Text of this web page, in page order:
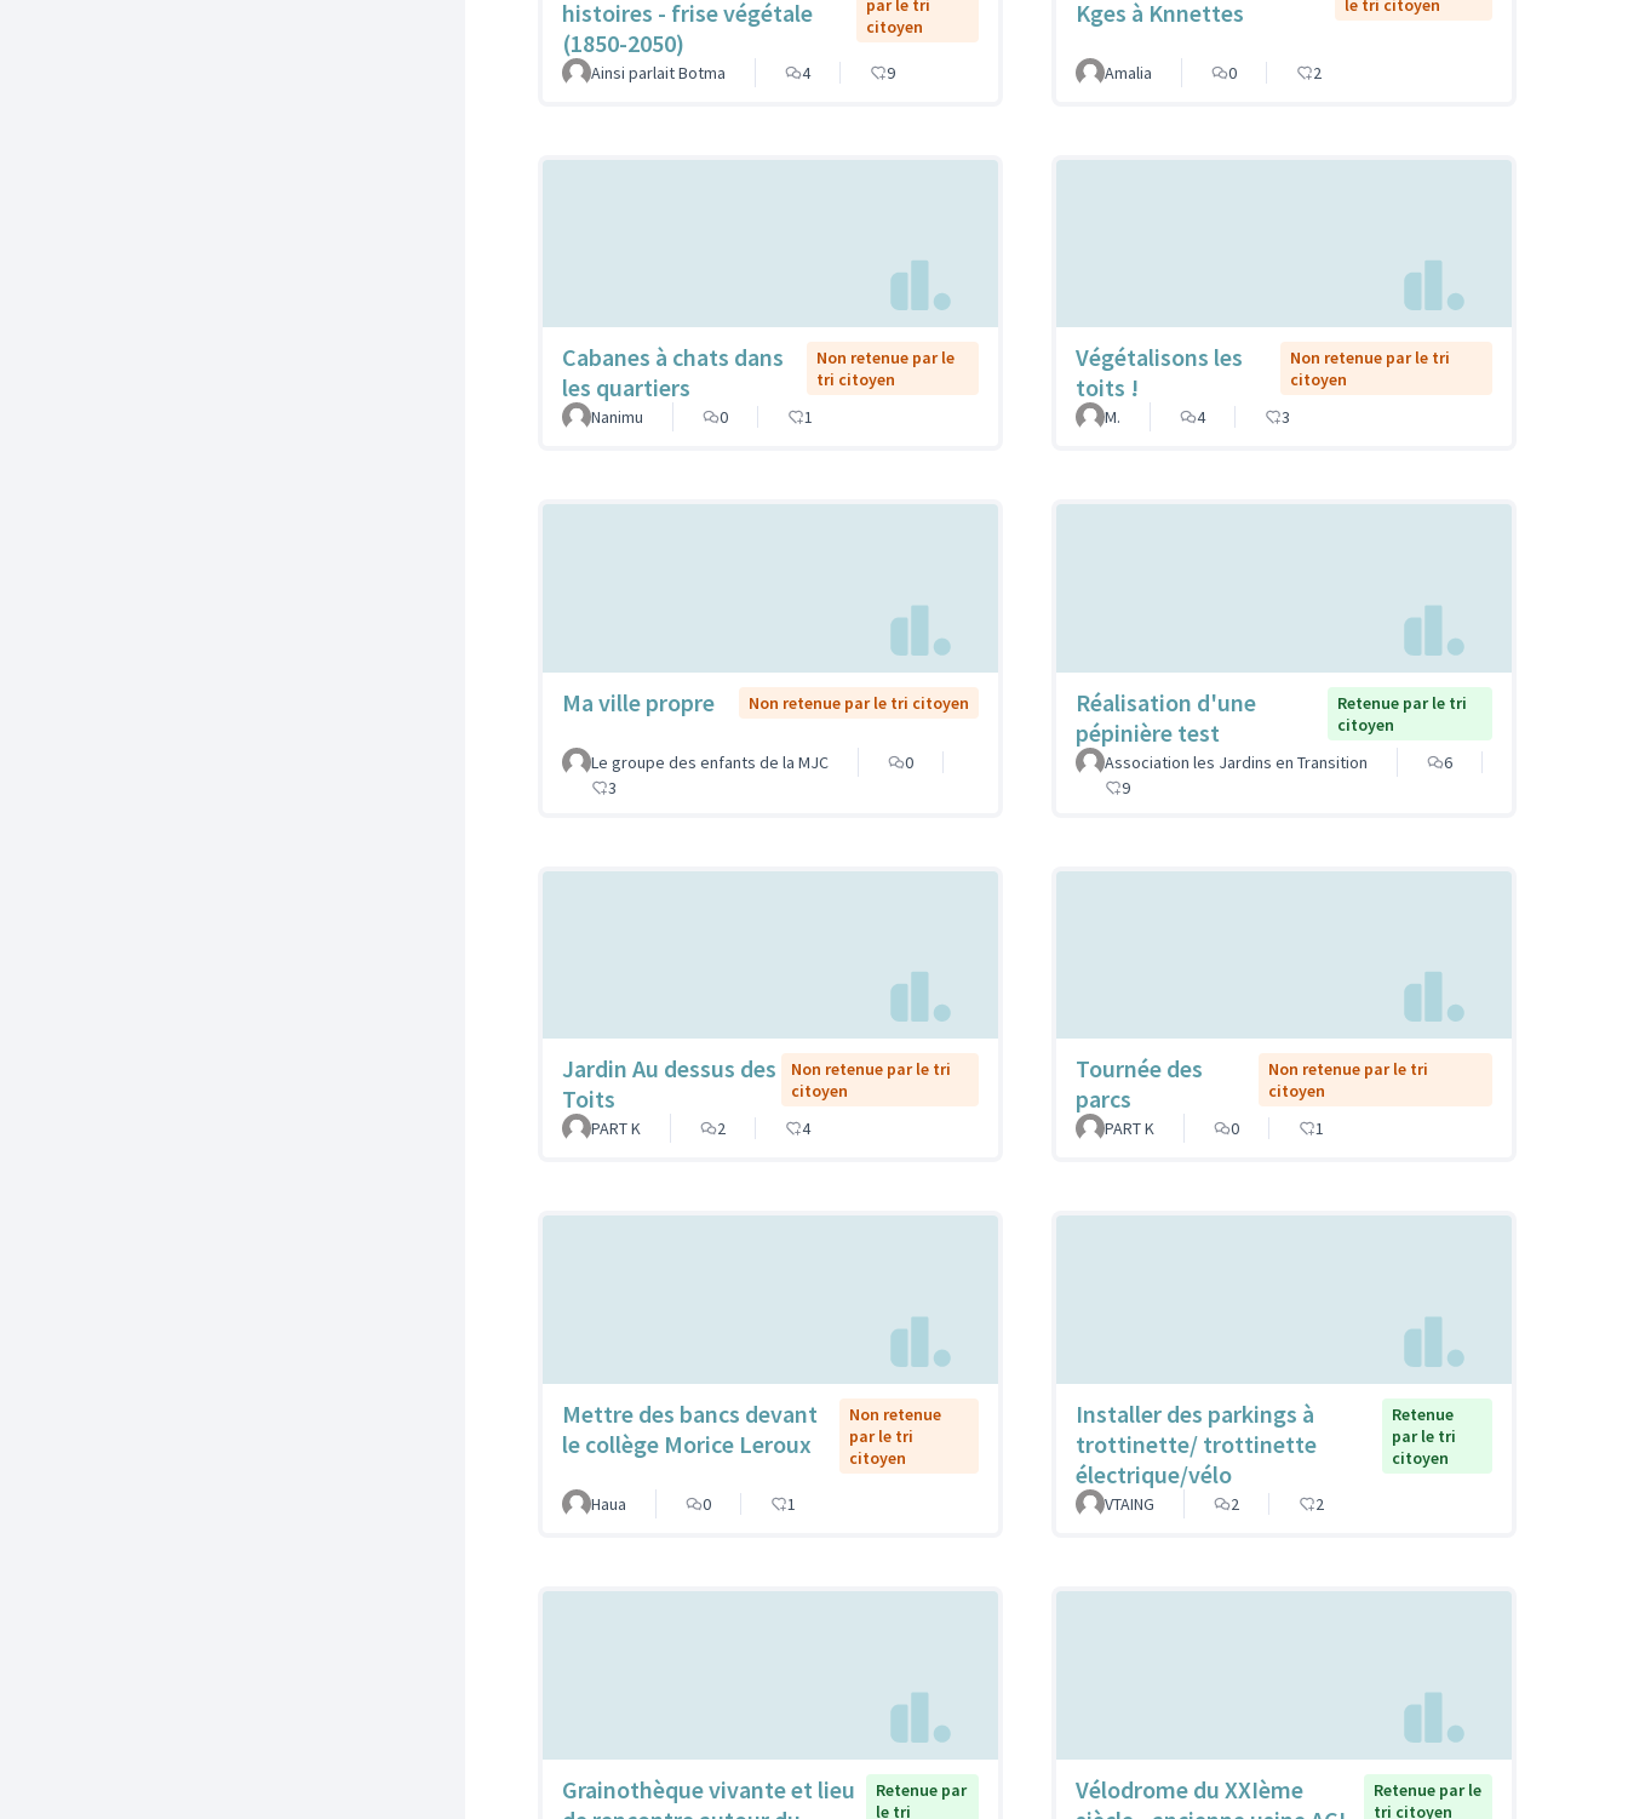
histoires - frise végétale
(1850-2050)
par le tri
citoyen
Ainsi parlait Botma 4 9
Kges à Knnettes
le tri citoyen
Amalia 0 2
Cabanes à chats dans
les quartiers
Non retenue par le
tri citoyen
Nanimu
0 1
Végétalisons les
toits !
Non retenue par le tri
citoyen
M.
4 3
Ma ville propre Non retenue par le tri citoyen
Le groupe des enfants de la MJC
0
3
Réalisation d'une
pépinière test
Retenue par le tri
citoyen
Association les Jardins en Transition
6
9
Jardin Au dessus des
Toits
Non retenue par le tri
citoyen
PART K
2 4
Tournée des
parcs
Non retenue par le tri
citoyen
PART K
0 1
Mettre des bancs devant
le collège Morice Leroux
Non retenue
par le tri
citoyen
Haua 0 1
Installer des parkings à
trottinette/ trottinette
électrique/vélo
Retenue
par le tri
citoyen
VTAING 2 2
Grainothèque vivante et lieu
Retenue par
le tri
Vélodrome du XXIème
Retenue par le
tri citoyen